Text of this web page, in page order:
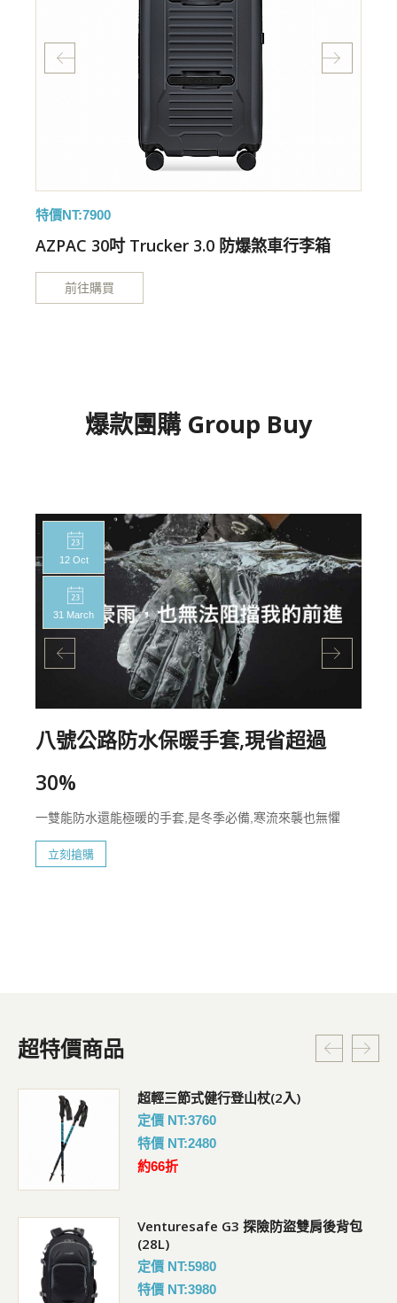
特價NT:7900
AZPAC 30吋 Trucker 3.0 防爆煞車行李箱
前往購買
爆款團購 Group Buy
12 Oct
31 March
八號公路防水保暖手套,現省超過
30%
一雙能防水還能極暖的手套,是冬季必備,寒流來襲也無懼
立刻搶購
超特價商品
超輕三節式健行登山杖(2入)
定價 NT:3760
特價 NT:2480
約66折
Venturesafe G3 探險防盜雙肩後背包
(28L)
定價 NT:5980
特價 NT:3980